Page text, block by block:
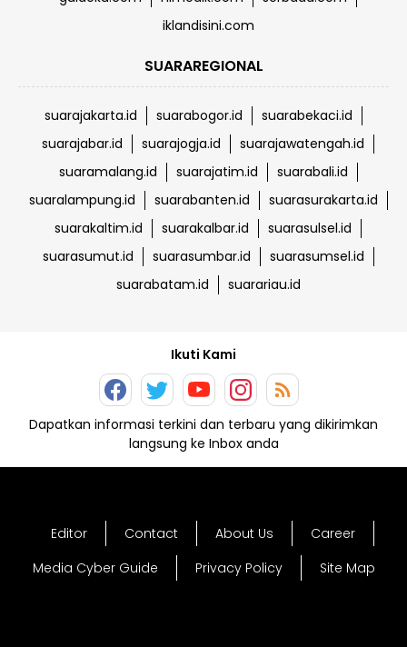
iklandisini.com
SUARAREGIONAL
suarajakarta.id suarabogor.id
suarabekaci.id
suarajabar.id
suarajogja.id
suarajawatengah.id
suaramalang.id
suarajatim.id
suarabali.id
suaralampung.id
suarabanten.id
suarasurakarta.id
suarakaltim.id
suarakalbar.id
suarasulsel.id
suarasumut.id
suarasumbar.id
suarasumsel.id
suarabatam.id
suarariau.id
Ikuti Kami
Dapatkan informasi terkini dan terbaru yang dikirimkan
langsung ke Inbox anda
Editor Contact About Us
Career
Media Cyber Guide
Privacy Policy Site Map